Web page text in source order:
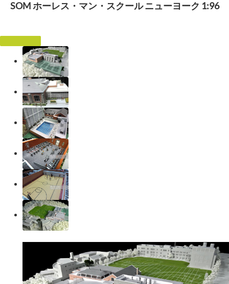
SOM ホーレス・マン・スクール ニューヨーク 1:96